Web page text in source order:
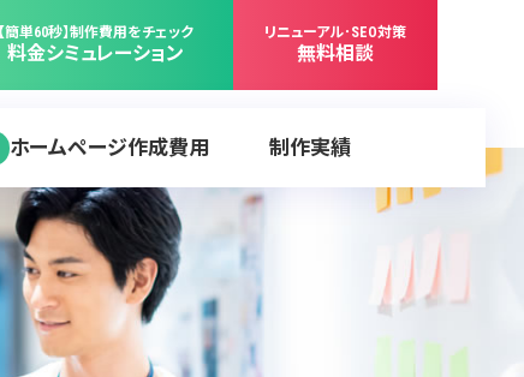
【簡単60秒】制作費用をチェック
料金シミュレーション
リニューアル･SEO対策
無料相談
ホームページ作成費用 制作実績